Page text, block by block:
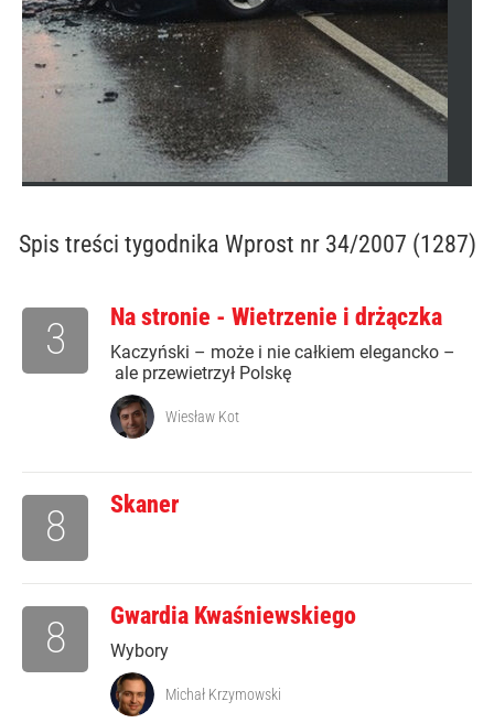
Spis treści tygodnika Wprost nr 34/2007 (1287)
Na stronie - Wietrzenie i drżączka
Kaczyński – może i nie całkiem elegancko –
ale przewietrzył Polskę
3
Wiesław Kot
Skaner
8
Gwardia Kwaśniewskiego
Wybory
8
Michał Krzymowski